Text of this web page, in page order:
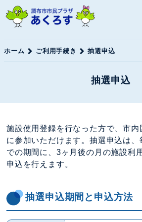
ホーム ご利用手続き 抽選申込
抽選申込
施設使用登録を行なった方で、市内
に参加いただけます。抽選申込は、
での期間に、3ヶ月後の月の施設利
申込を行えます。
抽選申込期間と申込方法